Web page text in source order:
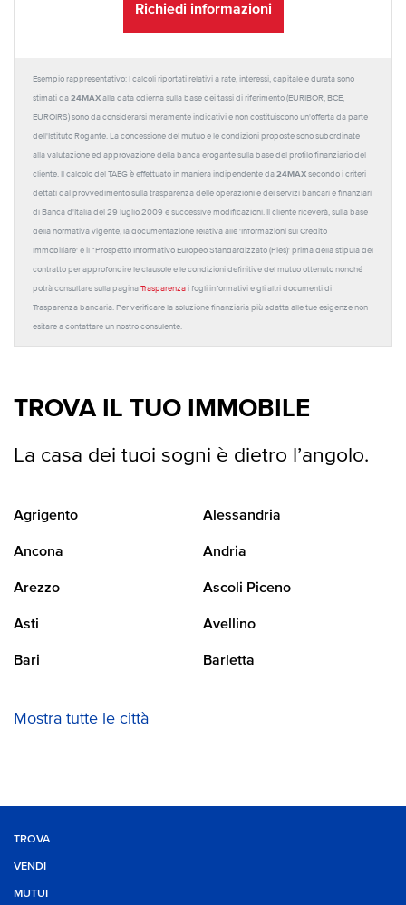
Richiedi informazioni
Esempio rappresentativo: I calcoli riportati relativi a rate, interessi, capitale e durata sono
stimati da 24MAX alla data odierna sulla base dei tassi di riferimento (EURIBOR, BCE,
EUROIRS) sono da considerarsi meramente indicativi e non costituiscono un'offerta da parte
dell'Istituto Rogante. La concessione del mutuo e le condizioni proposte sono subordinate
alla valutazione ed approvazione della banca erogante sulla base del profilo finanziario del
cliente. Il calcolo del TAEG è effettuato in maniera indipendente da 24MAX secondo i criteri
dettati dal provvedimento sulla trasparenza delle operazioni e dei servizi bancari e finanziari
di Banca d'Italia del 29 luglio 2009 e successive modificazioni. Il cliente riceverà, sulla base
della normativa vigente, la documentazione relativa alle 'Informazioni sul Credito
Immobiliare' e il “Prospetto Informativo Europeo Standardizzato (Pies)' prima della stipula del
contratto per approfondire le clausole e le condizioni definitive del mutuo ottenuto nonché
potrà consultare sulla pagina Trasparenza i fogli informativi e gli altri documenti di
Trasparenza bancaria. Per verificare la soluzione finanziaria più adatta alle tue esigenze non
esitare a contattare un nostro consulente.
TROVA IL TUO IMMOBILE
La casa dei tuoi sogni è dietro l’angolo.
Agrigento Alessandria
Ancona Andria
Arezzo Ascoli Piceno
Asti Avellino
Bari Barletta
Mostra tutte le città
TROVA
VENDI
MUTUI